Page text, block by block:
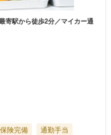
寄駅から徒歩2分／マイカー通
険完備
通勤手当